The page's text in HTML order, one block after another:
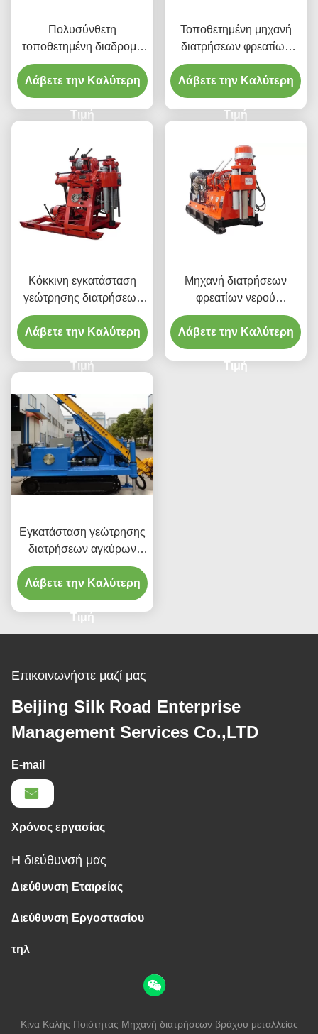
Πολυσύνθετη
τοποθετημένη διαδρομή
μηχανή διατρήσεων
φρεατίων νερού
Λάβετε την Καλύτερη
Τιμή
Τοποθετημένη μηχανή
διατρήσεων φρεατίων
νερού JXY600 600m
ρυμουλκό
Λάβετε την Καλύτερη
Τιμή
Κόκκινη εγκατάσταση
γεώτρησης διατρήσεων
υδραυλικής
εφαρμοσμένης μηχανικής
υψηλής ταχύτητας
συμπαγής
Λάβετε την Καλύτερη
Τιμή
Μηχανή διατρήσεων
φρεατίων νερού
κατασκευής
εφαρμοσμένης μηχανικής
Λάβετε την Καλύτερη
Τιμή
Εγκατάσταση γεώτρησης
διατρήσεων αγκύρων
MDL-135H 140m για το
οικοδομικό υλικό
Λάβετε την Καλύτερη
Τιμή
Επικοινωνήστε μαζί μας
Beijing Silk Road Enterprise
Management Services Co.,LTD
E-mail
Χρόνος εργασίας
Η διεύθυνσή μας
Διεύθυνση Εταιρείας
Διεύθυνση Εργοστασίου
τηλ
Κίνα Καλής Ποιότητας Μηχανή διατρήσεων βράχου μεταλλείας